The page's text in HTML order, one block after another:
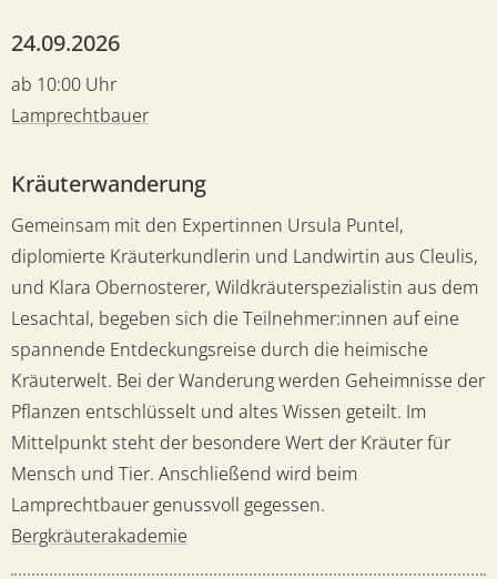
24.09.2026
ab 10:00 Uhr
Lamprechtbauer
Kräuterwanderung
Gemeinsam mit den Expertinnen Ursula Puntel,
diplomierte Kräuterkundlerin und Landwirtin aus Cleulis,
und Klara Obernosterer, Wildkräuterspezialistin aus dem
Lesachtal, begeben sich die Teilnehmer:innen auf eine
spannende Entdeckungsreise durch die heimische
Kräuterwelt. Bei der Wanderung werden Geheimnisse der
Pflanzen entschlüsselt und altes Wissen geteilt. Im
Mittelpunkt steht der besondere Wert der Kräuter für
Mensch und Tier. Anschließend wird beim
Lamprechtbauer genussvoll gegessen.
Bergkräuterakademie